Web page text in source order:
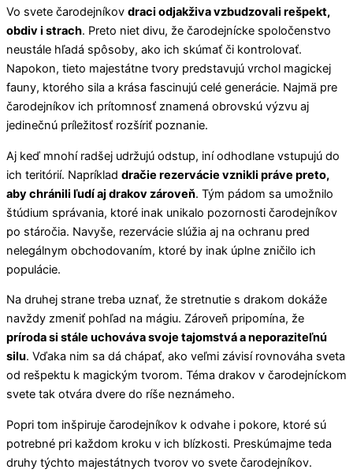
Vo svete čarodejníkov draci odjakživa vzbudzovali rešpekt,
obdiv i strach. Preto niet divu, že čarodejnícke spoločenstvo
neustále hľadá spôsoby, ako ich skúmať či kontrolovať.
Napokon, tieto majestátne tvory predstavujú vrchol magickej
fauny, ktorého sila a krása fascinujú celé generácie. Najmä pre
čarodejníkov ich prítomnosť znamená obrovskú výzvu aj
jedinečnú príležitosť rozšíriť poznanie.
Aj keď mnohí radšej udržujú odstup, iní odhodlane vstupujú do
ich teritórií. Napríklad dračie rezervácie vznikli práve preto,
aby chránili ľudí aj drakov zároveň. Tým pádom sa umožnilo
štúdium správania, ktoré inak unikalo pozornosti čarodejníkov
po stáročia. Navyše, rezervácie slúžia aj na ochranu pred
nelegálnym obchodovaním, ktoré by inak úplne zničilo ich
populácie.
Na druhej strane treba uznať, že stretnutie s drakom dokáže
navždy zmeniť pohľad na mágiu. Zároveň pripomína, že
príroda si stále uchováva svoje tajomstvá a neporaziteľnú
silu. Vďaka nim sa dá chápať, ako veľmi závisí rovnováha sveta
od rešpektu k magickým tvorom. Téma drakov v čarodejníckom
svete tak otvára dvere do ríše neznámeho.
Popri tom inšpiruje čarodejníkov k odvahe i pokore, ktoré sú
potrebné pri každom kroku v ich blízkosti. Preskúmajme teda
druhy týchto majestátnych tvorov vo svete čarodejníkov.